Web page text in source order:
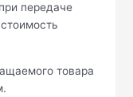
передаче
товара